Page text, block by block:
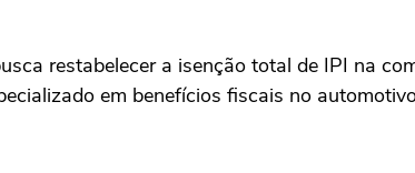
restabelecer a isenção total de IPI na
em benefícios fiscais no